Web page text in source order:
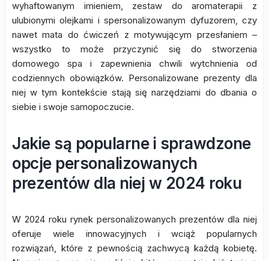
wyhaftowanym imieniem, zestaw do aromaterapii z
ulubionymi olejkami i spersonalizowanym dyfuzorem, czy
nawet mata do ćwiczeń z motywującym przesłaniem –
wszystko to może przyczynić się do stworzenia
domowego spa i zapewnienia chwili wytchnienia od
codziennych obowiązków. Personalizowane prezenty dla
niej w tym kontekście stają się narzędziami do dbania o
siebie i swoje samopoczucie.
Jakie są popularne i sprawdzone
opcje personalizowanych
prezentów dla niej w 2024 roku
W 2024 roku rynek personalizowanych prezentów dla niej
oferuje wiele innowacyjnych i wciąż popularnych
rozwiązań, które z pewnością zachwycą każdą kobietę.